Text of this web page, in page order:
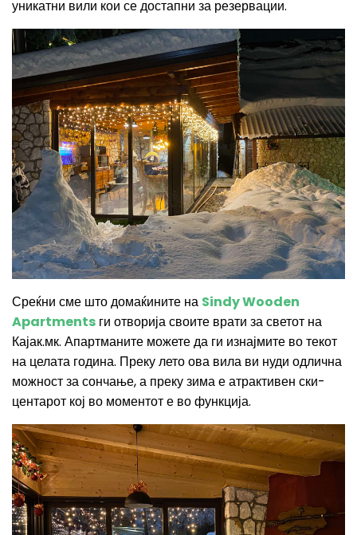
уникатни вили кои се достапни за резервации.
Среќни сме што домаќините на SindyWooden
Apartments ги отворија своите врати за светот на
Кајак.мк. Апартманите можете да ги изнајмите во текот
на целата година. Преку лето ова вила ви нуди одлична
можност за сончање, а преку зима е атрактивен ски-
центарот кој во моментот е во функција.